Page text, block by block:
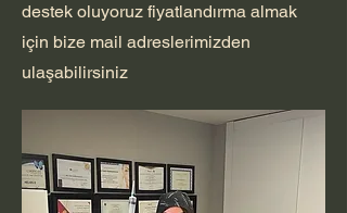
destek oluyoruz fiyatlandırma almak
için bize mail adreslerimizden
ulaşabilirsiniz